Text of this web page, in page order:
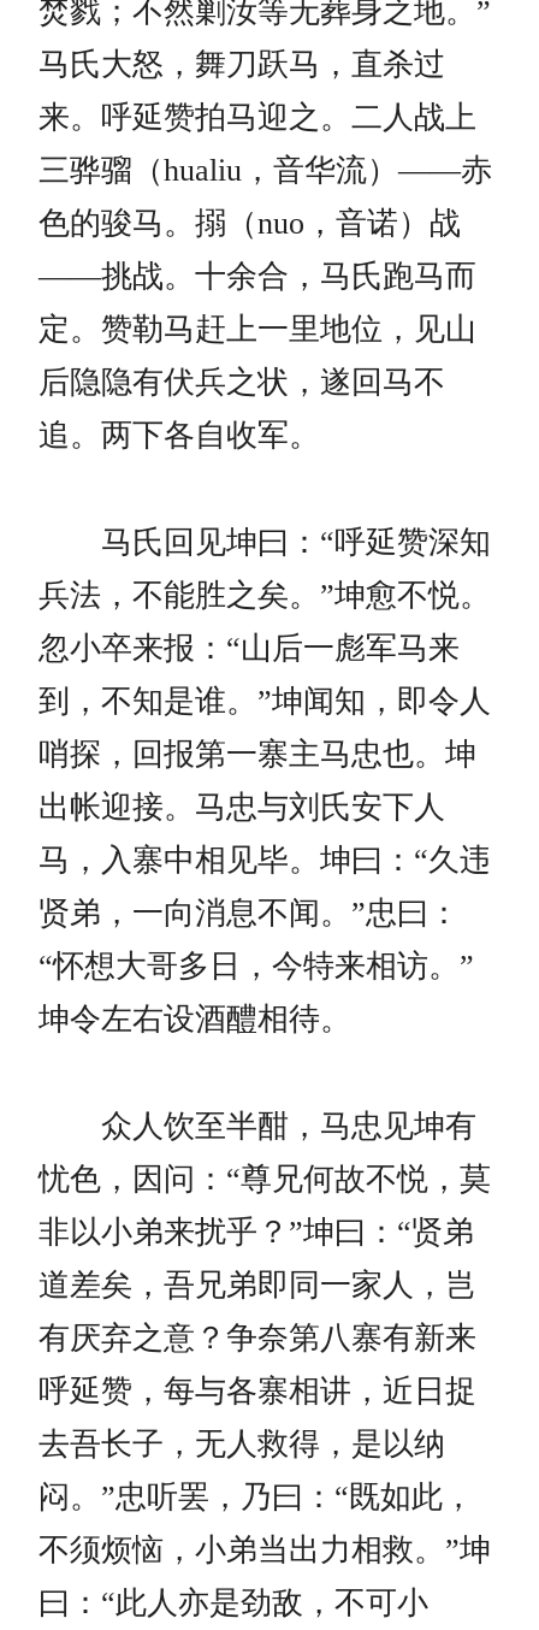
焚戮；不然剿汝等无葬身之地。”
马氏大怒，舞刀跃马，直杀过
来。呼延赞拍马迎之。二人战上
三骅骝（hualiu，音华流）——赤
色的骏马。搦（nuo，音诺）战
——挑战。十余合，马氏跑马而
定。赞勒马赶上一里地位，见山
后隐隐有伏兵之状，遂回马不
追。两下各自收军。
马氏回见坤曰：“呼延赞深知
兵法，不能胜之矣。”坤愈不悦。
忽小卒来报：“山后一彪军马来
到，不知是谁。”坤闻知，即令人
哨探，回报第一寨主马忠也。坤
出帐迎接。马忠与刘氏安下人
马，入寨中相见毕。坤曰：“久违
贤弟，一向消息不闻。”忠曰：
“怀想大哥多日，今特来相访。”
坤令左右设酒醴相待。
众人饮至半酣，马忠见坤有
忧色，因问：“尊兄何故不悦，莫
非以小弟来扰乎？”坤曰：“贤弟
道差矣，吾兄弟即同一家人，岂
有厌弃之意？争奈第八寨有新来
呼延赞，每与各寨相讲，近日捉
去吾长子，无人救得，是以纳
闷。”忠听罢，乃曰：“既如此，
不须烦恼，小弟当出力相救。”坤
曰：“此人亦是劲敌，不可小